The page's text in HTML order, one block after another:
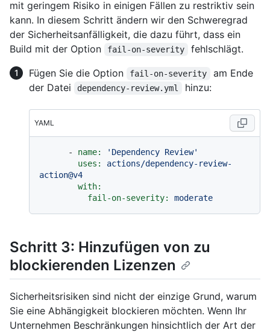
mit geringem Risiko in einigen Fällen zu restriktiv sein
kann. In diesem Schritt ändern wir den Schweregrad
der Sicherheitsanfälligkeit, die dazu führt, dass ein
Build mit der Option
fail-on-severity
fehlschlägt.
Fügen Sie die Option
fail-on-severity
am Ende
der Datei
dependency-review.yml hinzu:
YAML
- name:
'Dependency Review'
uses:
actions/dependency-review-
action@v4
with:
fail-on-severity:
moderate
Schritt 3: Hinzufügen von zu
blockierenden Lizenzen
Sicherheitsrisiken sind nicht der einzige Grund, warum
Sie eine Abhängigkeit blockieren möchten. Wenn Ihr
Unternehmen Beschränkungen hinsichtlich der Art der